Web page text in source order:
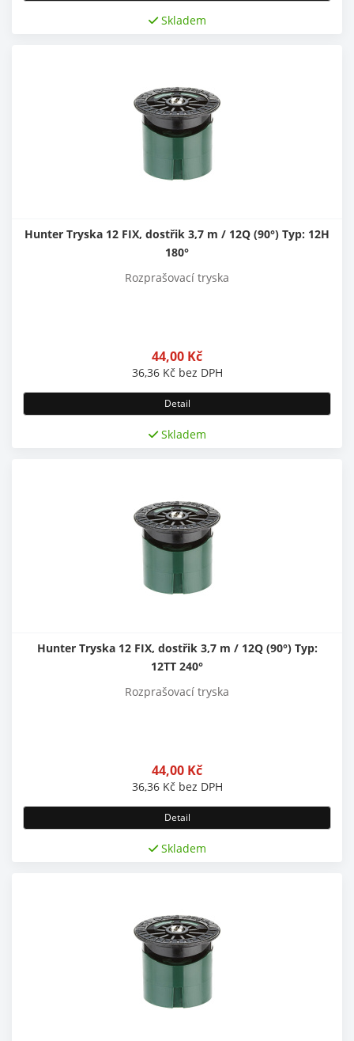
Skladem
Hunter Tryska 12 FIX, dostřik 3,7 m / 12Q (90°) Typ: 12H
180°
Rozprašovací tryska
44,00 Kč
36,36 Kč bez DPH
Detail
Skladem
Hunter Tryska 12 FIX, dostřik 3,7 m / 12Q (90°) Typ:
12TT 240°
Rozprašovací tryska
44,00 Kč
36,36 Kč bez DPH
Detail
Skladem